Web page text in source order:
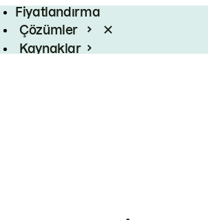
Fiyatlandırma
Çözümler
Kaynaklar